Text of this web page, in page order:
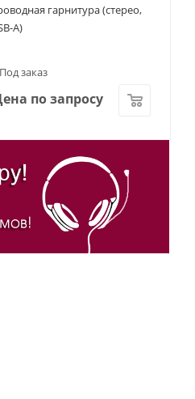
гарнитура (стерео,
A)
Под заказ
по запросу